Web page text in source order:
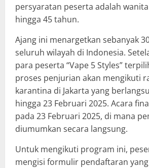
persyaratan peserta adalah
hingga 45 tahun.
Ajang ini menargetkan sebanyak
seluruh wilayah di Indonesia.
para peserta “Vape 5 Styles”
proses penjurian akan mengikuti
karantina di Jakarta yang
hingga 23 Februari 2025. Acara
pada 23 Februari 2025, di mana
diumumkan secara langsung.
Untuk mengikuti program ini,
mengisi formulir pendaftaran